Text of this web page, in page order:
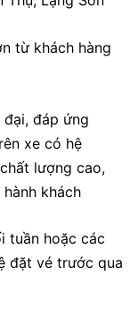
từ khách hàng
đáp ứng
xe có hệ
lượng cao,
khách
tuần hoặc các
đặt vé trước qua